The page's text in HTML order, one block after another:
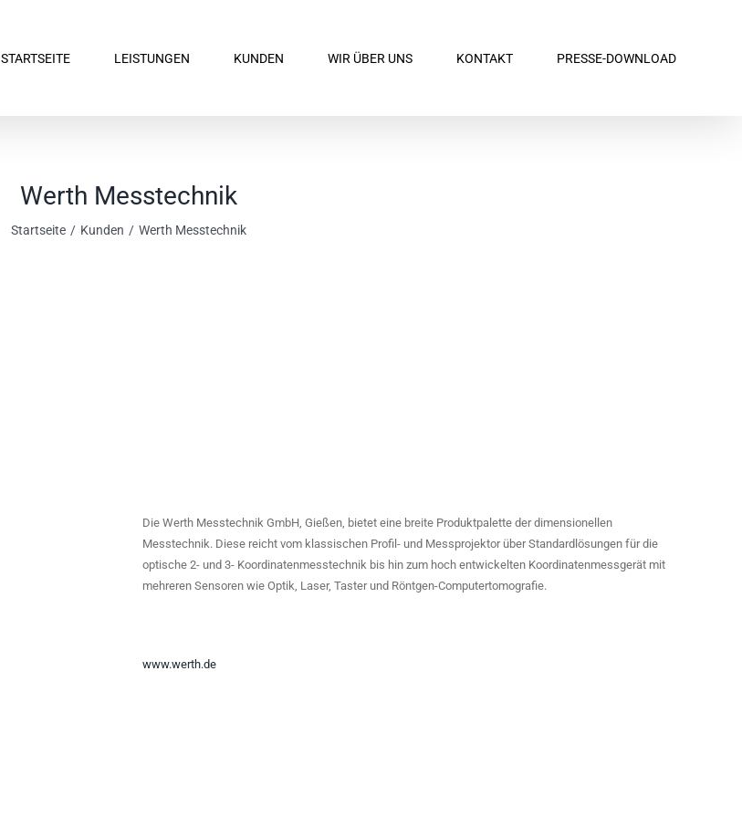
STARTSEITE LEISTUNGEN KUNDEN WIR ÜBER UNS KONTAKT PRESSE-DOWNLOAD
Werth Messtechnik
Startseite Kunden Werth Messtechnik
Die Werth Messtechnik GmbH, Gießen, bietet eine breite Produktpalette der dimensionellen
Messtechnik. Diese reicht vom klassischen Profil- und Messprojektor über Standardlösungen für die
optische 2- und 3- Koordinatenmesstechnik bis hin zum hoch entwickelten Koordinatenmessgerät mit
mehreren Sensoren wie Optik, Laser, Taster und Röntgen-Computertomografie.
www.werth.de